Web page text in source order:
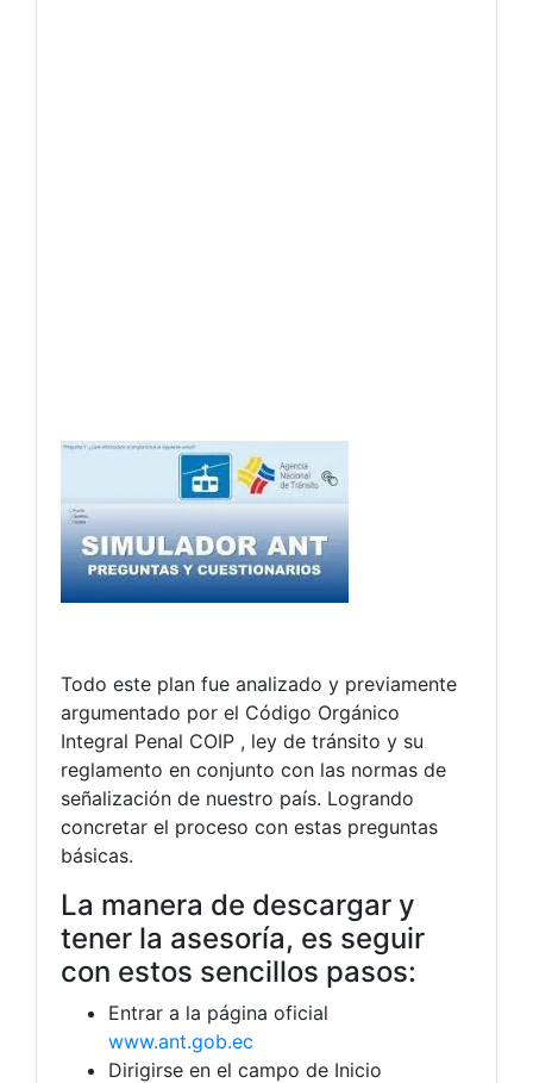
Todo este plan fue analizado y previamente
argumentado por el Código Orgánico
Integral Penal COIP , ley de tránsito y su
reglamento en conjunto con las normas de
señalización de nuestro país. Logrando
concretar el proceso con estas preguntas
básicas.
La manera de descargar y
tener la asesoría, es seguir
con estos sencillos pasos:
Entrar a la página oficial
www.ant.gob.ec
Dirigirse en el campo de Inicio